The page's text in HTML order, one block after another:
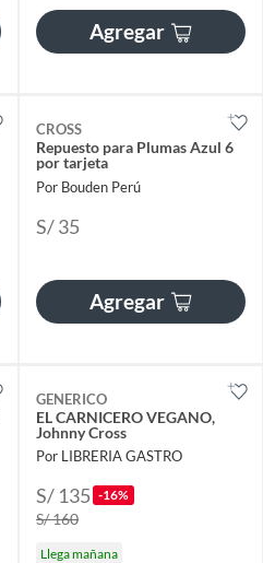
Agregar
CROSS
Repuesto para Plumas Azul 6
por tarjeta
Por Bouden Perú
S/ 35
Agregar
GENERICO
EL CARNICERO VEGANO,
Johnny Cross
Por LIBRERIA GASTRO
S/ 135 -16%
S/ 160
Llega mañana